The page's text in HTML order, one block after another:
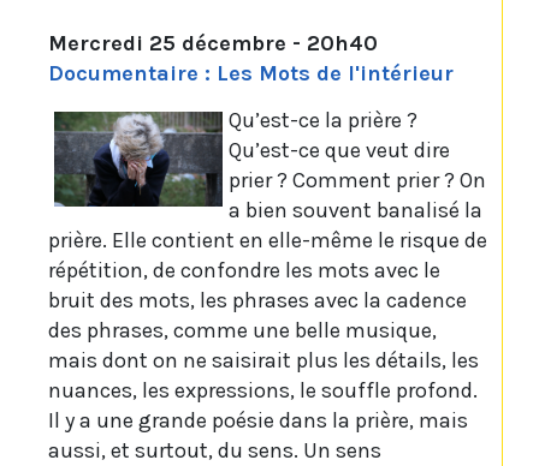
Mercredi 25 décembre - 20h40
Documentaire : Les Mots de l'intérieur
Qu’est-ce la prière ?
Qu’est-ce que veut dire
prier ? Comment prier ? On
a bien souvent banalisé la
prière. Elle contient en elle-même le risque de
répétition, de confondre les mots avec le
bruit des mots, les phrases avec la cadence
des phrases, comme une belle musique,
mais dont on ne saisirait plus les détails, les
nuances, les expressions, le souffle profond.
Il y a une grande poésie dans la prière, mais
aussi, et surtout, du sens. Un sens